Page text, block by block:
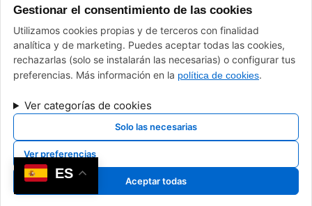
Vinos El Peso: (+34) 941 226 120
elpeso@vinoyalgomas.com
Gestionar el consentimiento de las cookies
Utilizamos cookies propias y de terceros con finalidad
analítica y de marketing. Puedes aceptar todas las cookies,
rechazarlas (solo se instalarán las necesarias) o configurar tus
preferencias. Más información en la política de cookies.
Ver categorías de cookies
Solo las necesarias
Ver preferencias
Aceptar todas
ES